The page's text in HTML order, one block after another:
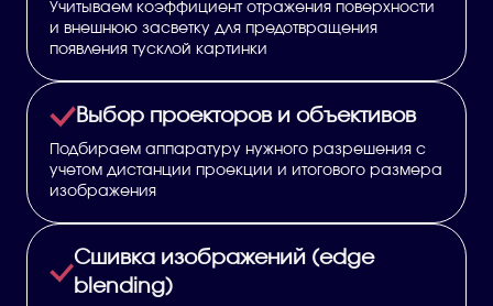
Учитываем коэффициент отражения поверхности
и внешнюю засветку для предотвращения
появления тусклой картинки
Выбор проекторов и объективов
Подбираем аппаратуру нужного разрешения с
учетом дистанции проекции и итогового размера
изображения
Сшивка изображений (edge
blending)